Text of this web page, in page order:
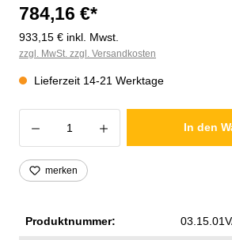
784,16 €*
933,15 € inkl. Mwst.
zzgl. MwSt. zzgl. Versandkosten
Lieferzeit 14-21 Werktage
Produkt Anzahl: GibIn den
merken
Produktnummer: